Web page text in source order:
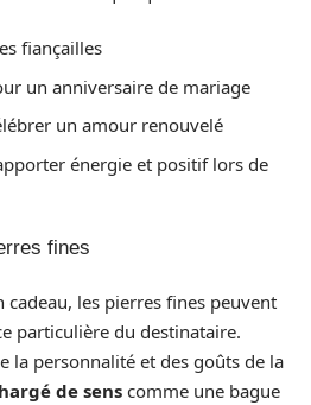
fiançailles
un anniversaire de mariage
un amour renouvelé
énergie et positif lors de
fines
cadeau, les pierres fines peuvent
particulière du destinataire.
la personnalité et des goûts de la
de sens comme une bague